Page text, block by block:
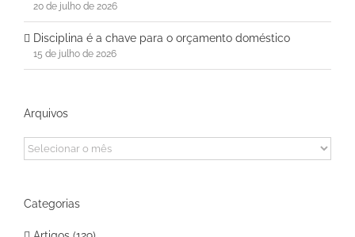
20 de julho de 2026
Disciplina é a chave para o orçamento doméstico
15 de julho de 2026
Arquivos
Arquivos
Categorias